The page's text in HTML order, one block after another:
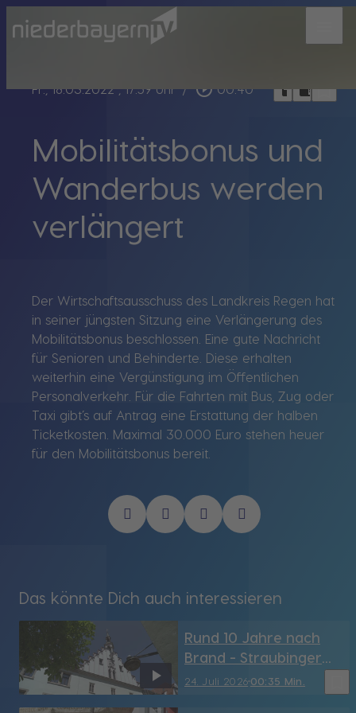
Fr., 18.03.2022, 17:59 Uhr / play_circle_outline 00:40 headphoneschrome_reader_modebookmark_border
Mobilitätsbonus und
Wanderbus werden
verlängert
Der Wirtschaftsausschuss des Landkreis Regen hat
in seiner jüngsten Sitzung eine Verlängerung des
Mobilitätsbonus beschlossen. Eine gute Nachricht
für Senioren und Behinderte. Diese erhalten
weiterhin eine Vergünstigung im Öffentlichen
Personalverkehr. Für die Fahrten mit Bus, Zug oder
Taxi gibt’s auf Antrag eine Erstattung der halben
Ticketkosten. Maximal 30.000 Euro stehen heuer
für den Mobilitätsbonus bereit.
Das könnte Dich auch interessieren
24. Juli 202600:35 Min.
Rund 10 Jahre nach
Brand - Straubinger
Rathaus hat sein
Türmchen wieder (SR)